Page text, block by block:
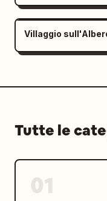
Tutte le